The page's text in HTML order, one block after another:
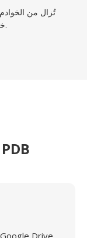
خلال 24 ساعة لخصوصية تامة.
كيفية تحويل XLS إلى PDB